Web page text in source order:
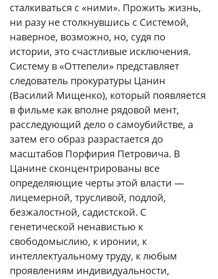
сталкиваться с «ними». Прожить жизнь,
ни разу не столкнувшись с Системой,
наверное, возможно, но, судя по
истории, это счастливые исключения.
Систему в «Оттепели» представляет
следователь прокуратуры Цанин
(Василий Мищенко), который появляется
в фильме как вполне рядовой мент,
расследующий дело о самоубийстве, а
затем его образ разрастается до
масштабов Порфирия Петровича. В
Цанине сконцентрированы все
определяющие черты этой власти —
лицемерной, трусливой, подлой,
безжалостной, садистской. С
генетической ненавистью к
свободомыслию, к иронии, к
интеллектуальному труду, к любым
проявлениям индивидуальности,